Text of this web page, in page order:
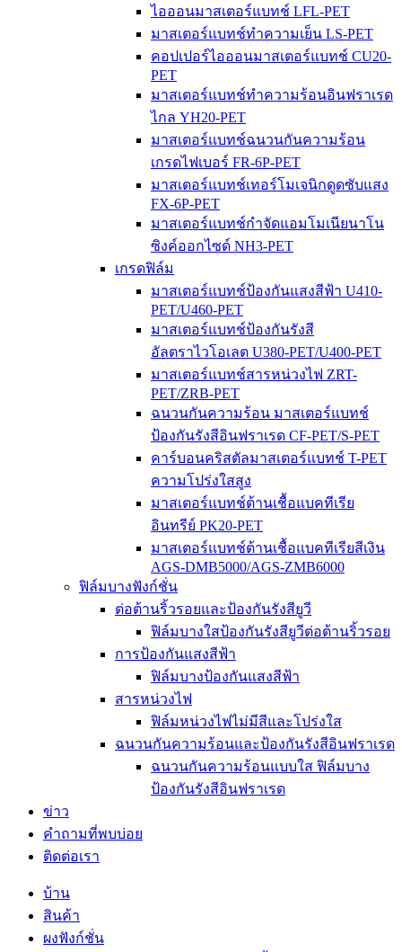
ไอออนมาสเตอร์แบทช์ LFL-PET
มาสเตอร์แบทช์ทำความเย็น LS-PET
คอปเปอร์ไอออนมาสเตอร์แบทช์ CU20-
PET
มาสเตอร์แบทช์ทำความร้อนอินฟราเรด
ไกล YH20-PET
มาสเตอร์แบทช์ฉนวนกันความร้อน
เกรดไฟเบอร์ FR-6P-PET
มาสเตอร์แบทช์เทอร์โมเจนิกดูดซับแสง
FX-6P-PET
มาสเตอร์แบทช์กำจัดแอมโมเนียนาโน
ซิงค์ออกไซด์ NH3-PET
เกรดฟิล์ม
มาสเตอร์แบทช์ป้องกันแสงสีฟ้า U410-
PET/U460-PET
มาสเตอร์แบทช์ป้องกันรังสี
อัลตราไวโอเลต U380-PET/U400-PET
มาสเตอร์แบทช์สารหน่วงไฟ ZRT-
PET/ZRB-PET
ฉนวนกันความร้อน มาสเตอร์แบทช์
ป้องกันรังสีอินฟราเรด CF-PET/S-PET
คาร์บอนคริสตัลมาสเตอร์แบทช์ T-PET
ความโปร่งใสสูง
มาสเตอร์แบทช์ต้านเชื้อแบคทีเรีย
อินทรีย์ PK20-PET
มาสเตอร์แบทช์ต้านเชื้อแบคทีเรียสีเงิน
AGS-DMB5000/AGS-ZMB6000
ฟิล์มบางฟังก์ชั่น
ต่อต้านริ้วรอยและป้องกันรังสียูวี
ฟิล์มบางใสป้องกันรังสียูวีต่อต้านริ้วรอย
การป้องกันแสงสีฟ้า
ฟิล์มบางป้องกันแสงสีฟ้า
สารหน่วงไฟ
ฟิล์มหน่วงไฟไม่มีสีและโปร่งใส
ฉนวนกันความร้อนและป้องกันรังสีอินฟราเรด
ฉนวนกันความร้อนแบบใส ฟิล์มบาง
ป้องกันรังสีอินฟราเรด
ข่าว
คำถามที่พบบ่อย
ติดต่อเรา
บ้าน
สินค้า
ผงฟังก์ชั่น